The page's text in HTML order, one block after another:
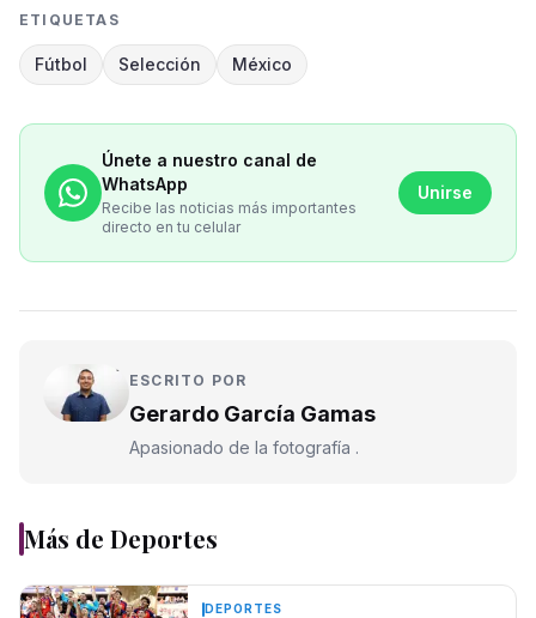
ETIQUETAS
Fútbol Selección México
Únete a nuestro canal de
WhatsApp
Recibe las noticias más importantes
directo en tu celular
Unirse
ESCRITO POR
Gerardo García Gamas
Apasionado de la fotografía .
Más de Deportes
DEPORTES